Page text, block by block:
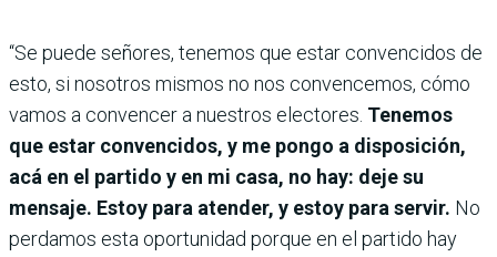
“Se puede señores, tenemos que estar convencidos de
esto, si nosotros mismos no nos convencemos, cómo
vamos a convencer a nuestros electores. Tenemos
que estar convencidos, y me pongo a disposición,
acá en el partido y en mi casa, no hay: deje su
mensaje. Estoy para atender, y estoy para servir. No
perdamos esta oportunidad porque en el partido hay